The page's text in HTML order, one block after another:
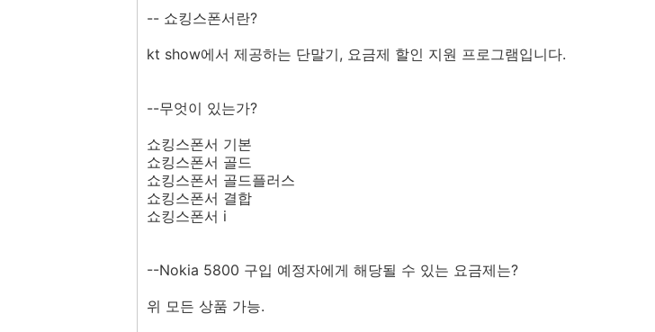
-- 쇼킹스폰서란?
kt show에서 제공하는 단말기, 요금제 할인 지원 프로그램입니다.
--무엇이 있는가?
쇼킹스폰서 기본
쇼킹스폰서 골드
쇼킹스폰서 골드플러스
쇼킹스폰서 결합
쇼킹스폰서 i
--Nokia 5800 구입 예정자에게 해당될 수 있는 요금제는?
위 모든 상품 가능.